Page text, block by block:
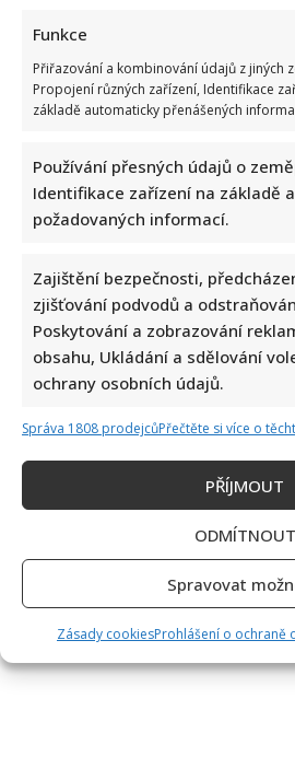
Funkce
Přiřazování a kombinování údajů z jiných
Propojení různých zařízení, Identifikace
základě automaticky přenášených
Používání přesných údajů o
Identifikace zařízení na základě
požadovaných informací.
Zajištění bezpečnosti,
zjišťování podvodů a
Poskytování a zobrazování
obsahu, Ukládání a sdělování
ochrany osobních údajů.
Správa 1808 prodejcůPřečtěte si více o
PŘÍJMOUT
ODMÍTNOUT
Spravovat
Zásady cookiesProhlášení o ochraně